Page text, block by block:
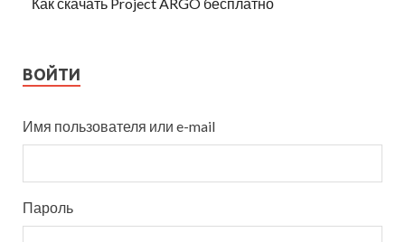
ВОЙТИ
Имя пользователя или e-mail
Пароль